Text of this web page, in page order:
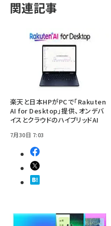
関連記事
楽天と日本HPがPCで「Rakuten
AI for Desktop」提供、オンデバ
イスとクラウドのハイブリッドAI
7月30日 7:03